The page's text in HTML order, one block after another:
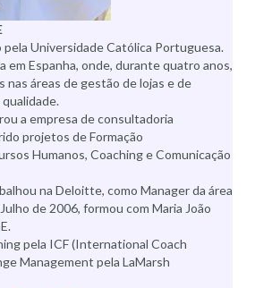
pela Universidade Católica Portuguesa.
em Espanha, onde, durante quatro anos,
nas áreas de gestão de lojas e de
a empresa de consultadoria
projetos de Formação
Humanos, Coaching e Comunicação
na Deloitte, como Manager da área
de 2006, formou com Maria João
pela ICF (International Coach
Management pela LaMarsh